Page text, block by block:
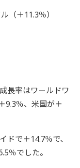
（＋11.3％）
長率はワールドワ
9.3％、米国が＋
ドで＋14.7％で、
％でした。